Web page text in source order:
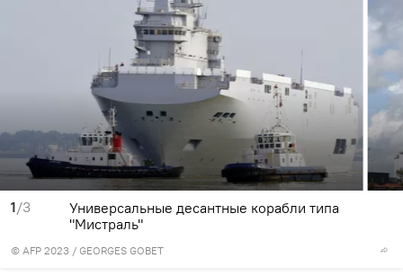
1/3
© AFP 2023 / GEORGES GOBET
Универсальные десантные корабли типа
"Мистраль"